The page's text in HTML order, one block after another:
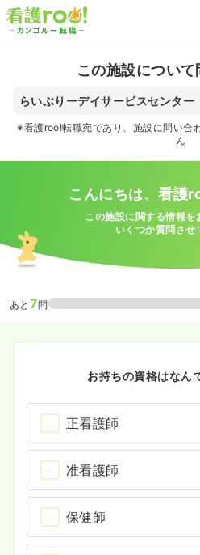
この施設につい
らいぶりーデイサービスセンター
※看護roo!転職宛であり、施設に問い合
ん
こんにちは、看護
この施設に関する情報を
いくつか質問させ
あと 7問
お持ちの資格はなん
正看護師
准看護師
保健師